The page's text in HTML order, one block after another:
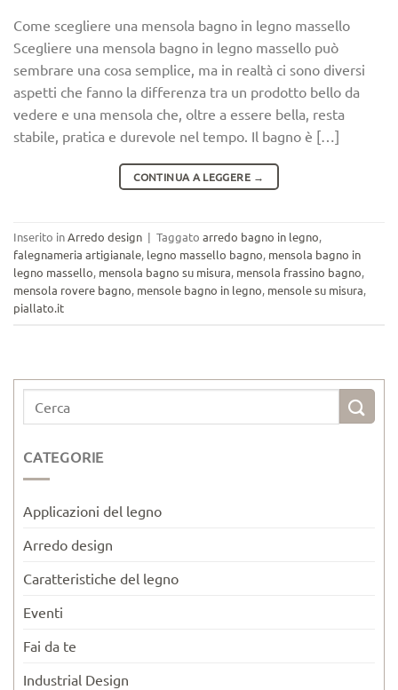
Come scegliere una mensola bagno in legno massello
Scegliere una mensola bagno in legno massello può
sembrare una cosa semplice, ma in realtà ci sono diversi
aspetti che fanno la differenza tra un prodotto bello da
vedere e una mensola che, oltre a essere bella, resta
stabile, pratica e durevole nel tempo. Il bagno è […]
CONTINUA A LEGGERE →
Inserito inArredo design | Taggato arredo bagno in legno,
falegnameria artigianale, legno massello bagno, mensola bagno in
legno massello, mensola bagno su misura, mensola frassino bagno,
mensola rovere bagno, mensole bagno in legno, mensole su misura,
piallato.it
CATEGORIE
Applicazioni del legno
Arredo design
Caratteristiche del legno
Eventi
Fai da te
Industrial Design